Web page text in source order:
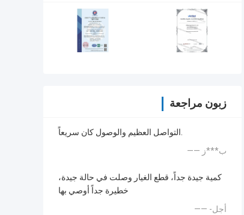
زبون مراجعة
التواصل العظيم والوصول كان سريعاً.
—— ب***ز
كمية جيدة جداً، قطع الغيار وصلت في حالة جيدة،
خطيرة جداً أوصي بها
—— -أجل